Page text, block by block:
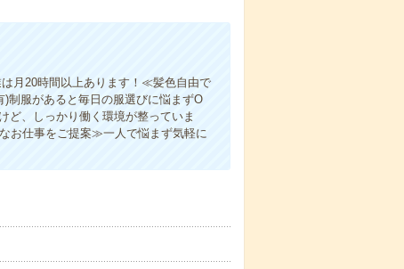
月20時間以上あります！≪髪色自由で
制服があると毎日の服選びに悩まずO
、しっかり働く環境が整っていま
お仕事をご提案≫一人で悩まず気軽に